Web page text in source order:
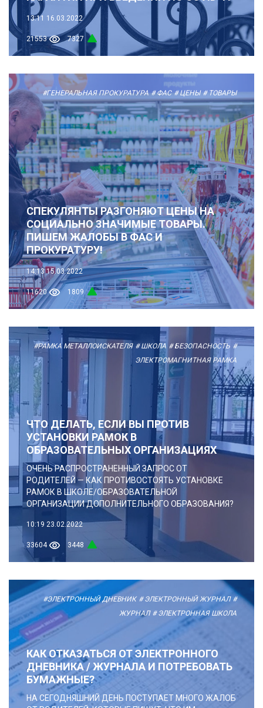
13:11 16.03.2022
21553 7327
#ГЕНЕРАЛЬНАЯ ПРОКУРАТУРА # ФАС # ЦЕНЫ # ТОВАРЫ
СПЕКУЛЯНТЫ РАЗГОНЯЮТ ЦЕНЫ НА
СОЦИАЛЬНО ЗНАЧИМЫЕ ТОВАРЫ.
ПИШЕМ ЖАЛОБЫ В ФАС И
ПРОКУРАТУРУ!
14:13 15.03.2022
11620 1809
#РАМКА МЕТАЛЛОИСКАТЕЛЯ # ШКОЛА # БЕЗОПАСНОСТЬ #
ЭЛЕКТРОМАГНИТНАЯ РАМКА
ЧТО ДЕЛАТЬ, ЕСЛИ ВЫ ПРОТИВ
УСТАНОВКИ РАМОК В
ОБРАЗОВАТЕЛЬНЫХ ОРГАНИЗАЦИЯХ
ОЧЕНЬ РАСПРОСТРАНЕННЫЙ ЗАПРОС ОТ
РОДИТЕЛЕЙ — КАК ПРОТИВОСТОЯТЬ УСТАНОВКЕ
РАМОК В ШКОЛЕ/ОБРАЗОВАТЕЛЬНОЙ
ОРГАНИЗАЦИИ ДОПОЛНИТЕЛЬНОГО ОБРАЗОВАНИЯ?
10:19 23.02.2022
33604 3448
#ЭЛЕКТРОННЫЙ ДНЕВНИК # ЭЛЕКТРОННЫЙ ЖУРНАЛ #
ЖУРНАЛ # ЭЛЕКТРОННАЯ ШКОЛА
КАК ОТКАЗАТЬСЯ ОТ ЭЛЕКТРОННОГО
ДНЕВНИКА / ЖУРНАЛА И ПОТРЕБОВАТЬ
БУМАЖНЫЕ?
НА СЕГОДНЯШНИЙ ДЕНЬ ПОСТУПАЕТ МНОГО ЖАЛОБ